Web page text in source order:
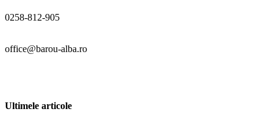
0258-812-905
office@barou-alba.ro
Ultimele articole